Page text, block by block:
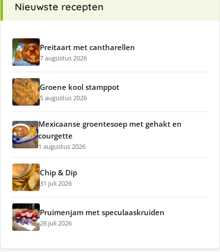
Nieuwste recepten
Preitaart met cantharellen
7 augustus 2026
Groene kool stamppot
5 augustus 2026
Mexicaanse groentesoep met gehakt en
courgette
1 augustus 2026
Chip & Dip
31 juli 2026
Pruimenjam met speculaaskruiden
28 juli 2026